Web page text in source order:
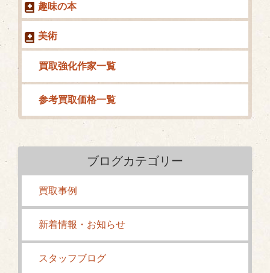
趣味の本
美術
買取強化作家一覧
参考買取価格一覧
ブログカテゴリー
買取事例
新着情報・お知らせ
スタッフブログ